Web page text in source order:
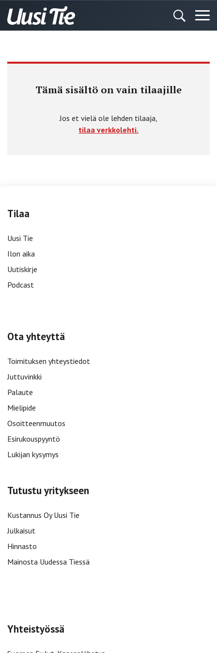
Tämä sisältö on vain tilaajille
Jos et vielä ole lehden tilaaja,
tilaa verkkolehti.
Tilaa
Uusi Tie
Ilon aika
Uutiskirje
Podcast
Ota yhteyttä
Toimituksen yhteystiedot
Juttuvinkki
Palaute
Mielipide
Osoitteenmuutos
Esirukouspyyntö
Lukijan kysymys
Tutustu yritykseen
Kustannus Oy Uusi Tie
Julkaisut
Hinnasto
Mainosta Uudessa Tiessä
Yhteistyössä